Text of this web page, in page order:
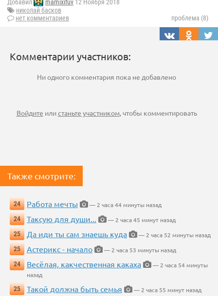
Добавил mamixifuv 12 Ноября 2018
николай басков
нет комментариев
проблема (8)
Комментарии участников:
Ни одного комментария пока не добавлено
Войдите илистаньте участником, чтобы комментировать
Также смотрите:
24 Работа мечты
— 2 часа 44 минуты назад
24
Таксую для души...
— 2 часа 45 минут назад
25
Да иди ты сам знаешь куда
— 2 часа 52 минуты назад
25
Астерикс - начало
— 2 часа 53 минуты назад
24
Весёлая, какчественная какаха
— 2 часа 54 минуты
назад
25
Такой должна быть семья
— 2 часа 55 минут назад